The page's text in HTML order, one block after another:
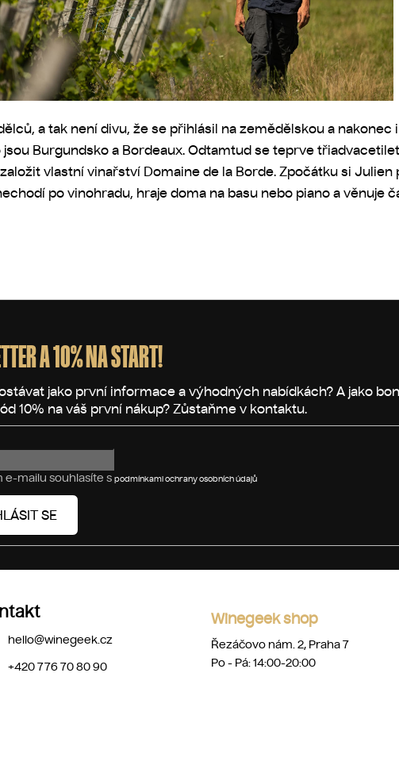
a tak není divu, že se přihlásil na zemědělskou a
Burgundsko a Bordeaux. Odtamtud se teprve
vlastní vinařství Domaine de la Borde. Zpočátku si
po vinohradu, hraje doma na basu nebo piano a věnuje
A 10% NA START!
e-mailu souhlasíte s podmínkami ochrany osobních údajů
SE
hello@winegeek.cz
+420 776 70 80 90
Winegeek shop
Řezáčovo nám. 2, Praha 7
Po - Pá: 14:00-20:00